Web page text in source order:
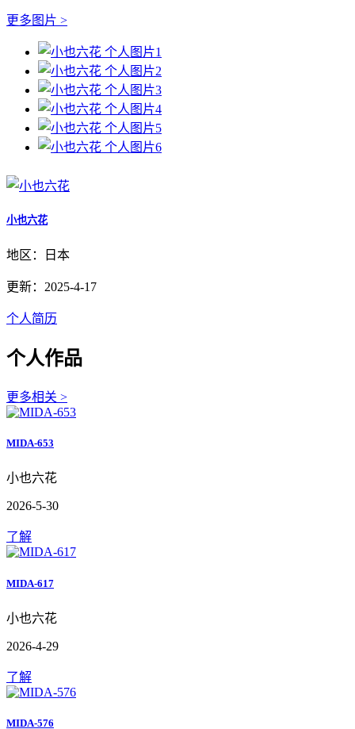
更多图片 >
小也六花
地区：日本
更新：2025-4-17
个人简历
个人作品
更多相关 >
MIDA-653
小也六花
2026-5-30
了解
MIDA-617
小也六花
2026-4-29
了解
MIDA-576